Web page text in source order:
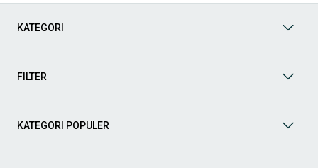
merek terkemuka. Kami hadir untuk memastikan pengalaman
Anda sekarang juga! Berikut adalah kategori lain yang bisa Anda
Mobil: Temukan berbagai pilihan mobil berkualitas dan
KATEGORI
FILTER
KATEGORI POPULER